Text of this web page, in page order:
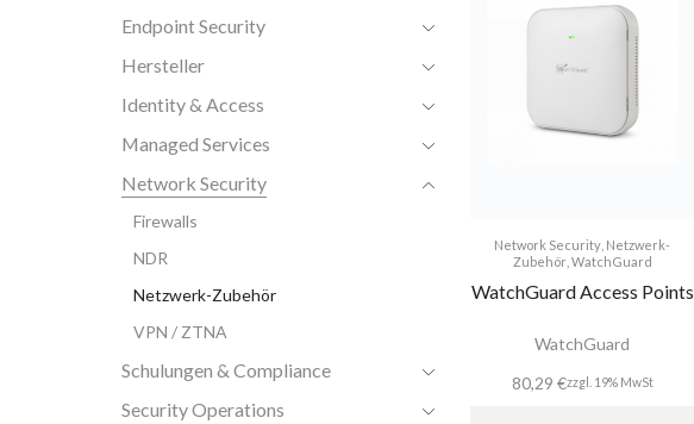
Network Security Netzwerk-
Zubehör WatchGuard
WatchGuard Access Points
WatchGuard
80,29 €zzgl. 19% MwSt
Endpoint Security
Hersteller
Identity & Access
Managed Services
Network Security
Firewalls
NDR
Netzwerk-Zubehör
VPN / ZTNA
Schulungen & Compliance
Security Operations